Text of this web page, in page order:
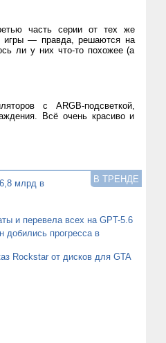
часть серии от тех же
игры — правда, решаются на
ли у них что-то похожее (а
с ARGB-подсветкой,
Всё очень красиво и
В ТРЕНДЕ
млрд в
и перевела всех на GPT-5.6
добились прогресса в
Rockstar от дисков для GTA